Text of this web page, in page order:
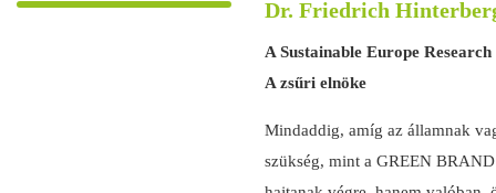
Dr. Friedrich
A Sustainable Europe
A zsűri elnöke
Mindaddig, amíg az államnak
szükség, mint a GREEN